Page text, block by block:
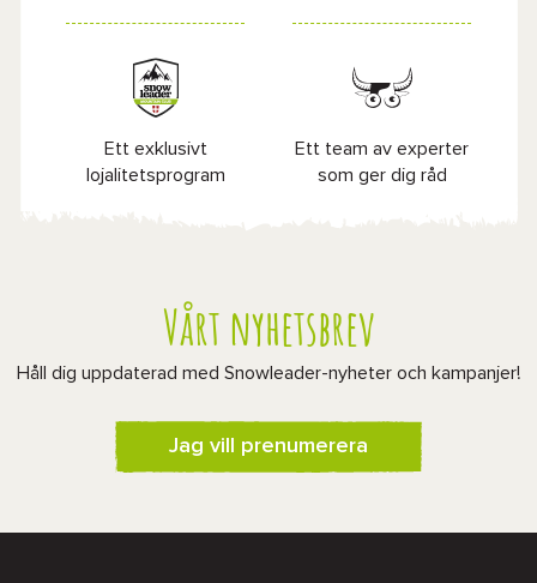
Ett exklusivt
lojalitetsprogram
Ett team av experter
som ger dig råd
Vårt nyhetsbrev
Håll dig uppdaterad med Snowleader-nyheter och kampanjer!
Jag vill prenumerera